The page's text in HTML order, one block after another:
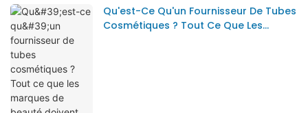
Qu'est-Ce Qu'un Fournisseur De Tubes
Cosmétiques ? Tout Ce Que Les